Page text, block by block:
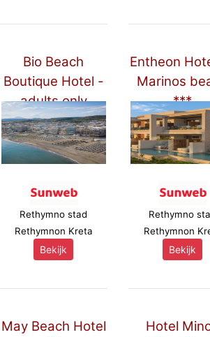
Bio Beach
Boutique Hotel -
adults only
****
Rethymno stad
Rethymnon Kreta
Bekijk
Entheon
Marinos
***
Rethymno
Rethymnon
Bekijk
May Beach Hotel
Hotel